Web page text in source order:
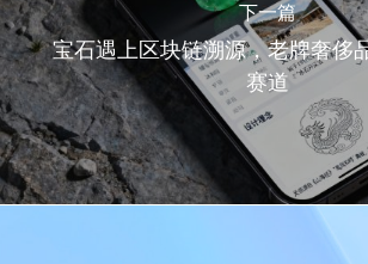
下一篇
宝石遇上区块链溯源，老牌奢侈
赛道